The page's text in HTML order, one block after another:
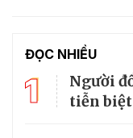
ĐỌC NHIỀU
1
Người
tiễn biệt